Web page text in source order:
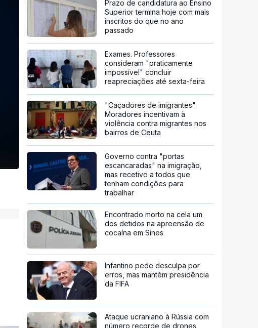
Prazo de candidatura ao Ensino
Superior termina hoje com mais
inscritos do que no ano
passado
Exames. Professores
consideram "praticamente
impossível" concluir
reapreciações até sexta-feira
"Caçadores de imigrantes".
Moradores incentivam à
violência contra migrantes nos
bairros de Ceuta
Governo contra "portas
escancaradas" na imigração,
mas recetivo a todos que
tenham condições para
trabalhar
Encontrado morto na cela um
dos detidos na apreensão de
cocaína em Sines
Infantino pede desculpa por
erros, mas mantém presidência
da FIFA
Ataque ucraniano à Rússia com
número recorde de drones